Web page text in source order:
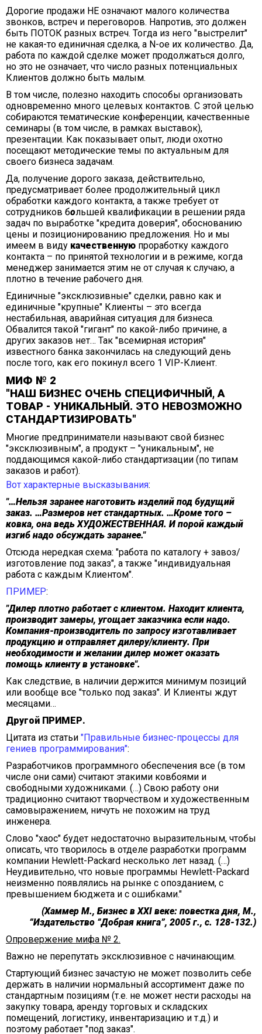
Дорогие продажи НЕ означают малого количества
звонков, встреч и переговоров. Напротив, это должен
быть ПОТОК разных встреч. Тогда из него "выстрелит"
не какая-то единичная сделка, а N-ое их количество. Да,
работа по каждой сделке может продолжаться долго,
но это не означает, что число разных потенциальных
Клиентов должно быть малым.
В том числе, полезно находить способы организовать
одновременно много целевых контактов. С этой целью
собираются тематические конференции, качественные
семинары (в том числе, в рамках выставок),
презентации. Как показывает опыт, люди охотно
посещают методические темы по актуальным для
своего бизнеса задачам.
Да, получение дорого заказа, действительно,
предусматривает более продолжительный цикл
обработки каждого контакта, а также требует от
сотрудников большей квалификации в решении ряда
задач по выработке "кредита доверия", обоснованию
цены и позиционированию предложения. Но и мы
имеем в виду качественную проработку каждого
контакта – по принятой технологии и в режиме, когда
менеджер занимается этим не от случая к случаю, а
плотно в течение рабочего дня.
Единичные "эксклюзивные" сделки, равно как и
единичные "крупные" Клиенты – это всегда
нестабильная, аварийная ситуация для бизнеса.
Обвалится такой "гигант" по какой-либо причине, а
других заказов нет… Так "всемирная история"
известного банка закончилась на следующий день
после того, как его покинул всего 1 VIP-Клиент.
МИФ № 2
"НАШ БИЗНЕС ОЧЕНЬ СПЕЦИФИЧНЫЙ, А
ТОВАР - УНИКАЛЬНЫЙ. ЭТО НЕВОЗМОЖНО
СТАНДАРТИЗИРОВАТЬ"
Многие предприниматели называют свой бизнес
"эксклюзивным", а продукт – "уникальным", не
поддающимся какой-либо стандартизации (по типам
заказов и работ).
Вот характерные высказывания:
"…Нельзя заранее наготовить изделий под будущий
заказ. …Размеров нет стандартных. …Кроме того –
ковка, она ведь ХУДОЖЕСТВЕННАЯ. И порой каждый
изгиб надо обсуждать заранее."
Отсюда нередкая схема: "работа по каталогу + завоз/
изготовление под заказ", а также "индивидуальная
работа с каждым Клиентом".
ПРИМЕР:
"Дилер плотно работает с клиентом. Находит клиента,
производит замеры, угощает заказчика если надо.
Компания-производитель по запросу изготавливает
продукцию и отправляет дилеру/клиенту. При
необходимости и желании дилер может оказать
помощь клиенту в установке".
Как следствие, в наличии держится минимум позиций
или вообще все "только под заказ". И Клиенты ждут
месяцами…
Другой ПРИМЕР.
Цитата из статьи "Правильные бизнес-процессы для
гениев программирования":
Разработчиков программного обеспечения все (в том
числе они сами) считают этакими ковбоями и
свободными художниками. (…) Свою работу они
традиционно считают творчеством и художественным
самовыражением, ничуть не похожим на труд
инженера.
Слово "хаос" будет недостаточно выразительным, чтобы
описать, что творилось в отделе разработки программ
компании Hewlett-Packard несколько лет назад. (…)
Неудивительно, что новые программы Hewlett-Packard
неизменно появлялись на рынке с опозданием, с
превышением бюджета и с ошибками."
(Хаммер М., Бизнес в XXI веке: повестка дня, М.,
“Издательство “Добрая книга”, 2005 г., с. 128-132.)
Опровержение мифа № 2.
Важно не перепутать эксклюзивное с начинающим.
Стартующий бизнес зачастую не может позволить себе
держать в наличии нормальный ассортимент даже по
стандартным позициям (т.е. не может нести расходы на
закупку товара, аренду торговых и складских
помещений, логистику, инвентаризацию и т.д.) и
поэтому работает "под заказ".